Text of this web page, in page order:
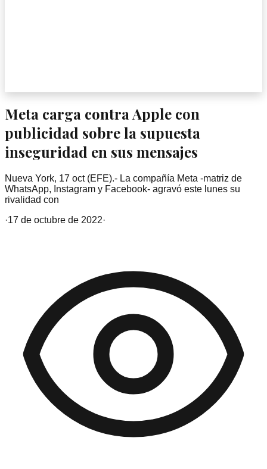
Meta carga contra Apple con
publicidad sobre la supuesta
inseguridad en sus mensajes
Nueva York, 17 oct (EFE).- La compañía Meta -matriz de
WhatsApp, Instagram y Facebook- agravó este lunes su
rivalidad con
·17 de octubre de 2022·